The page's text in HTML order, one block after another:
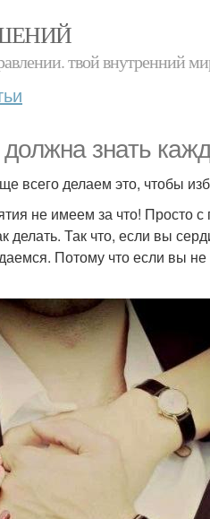
твой внутренний
знать
всего делаем это, чтобы
не имеем за что! Просто с
Так что, если вы
Потому что если вы не